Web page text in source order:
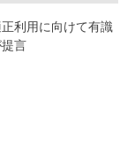
利用に向けて有識
言